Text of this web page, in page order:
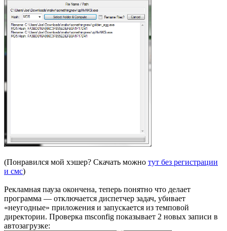
(Понравился мой хэшер? Скачать можно тут без регистрации
и смс)
Рекламная пауза окончена, теперь понятно что делает
программа — отключается диспетчер задач, убивает
«неугодные» приложения и запускается из темповой
директории. Проверка msconfig показывает 2 новых записи в
автозагрузке: